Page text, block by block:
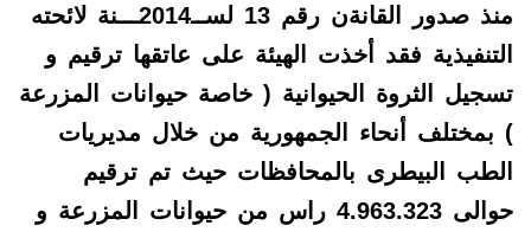
منذ صدور القانةن رقم 13 لســ2014ـــنة لائحته
التنفيذية فقد أخذت الهيئة على عاتقها ترقيم و
تسجيل الثروة الحيوانية ( خاصة حيوانات المزرعة
) بمختلف أنحاء الجمهورية من خلال مديريات
الطب البيطرى بالمحافظات حيث تم ترقيم
حوالى 4.963.323 راس من حيوانات المزرعة و